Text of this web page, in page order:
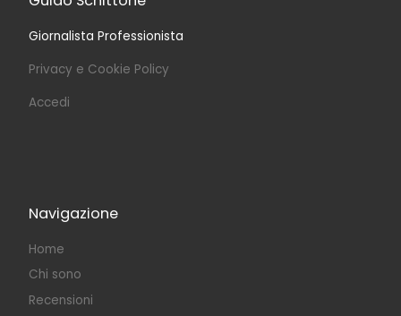
Giornalista Professionista
Privacy e Cookie Policy
Accedi
Navigazione
Home
Chi sono
Recensioni